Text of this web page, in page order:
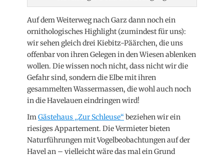
Auf dem Weiterweg nach Garz dann noch ein
ornithologisches Highlight (zumindest für uns):
wir sehen gleich drei Kiebitz-Päärchen, die uns
offenbar von ihren Gelegen in den Wiesen ablenken
wollen. Die wissen noch nicht, dass nicht wir die
Gefahr sind, sondern die Elbe mit ihren
gesammelten Wassermassen, die wohl auch noch
in die Havelauen eindringen wird!
ImGästehaus „Zur Schleuse“ beziehen wir ein
riesiges Appartement. Die Vermieter bieten
Naturführungen mit Vogelbeobachtungen auf der
Havel an – vielleicht wäre das mal ein Grund